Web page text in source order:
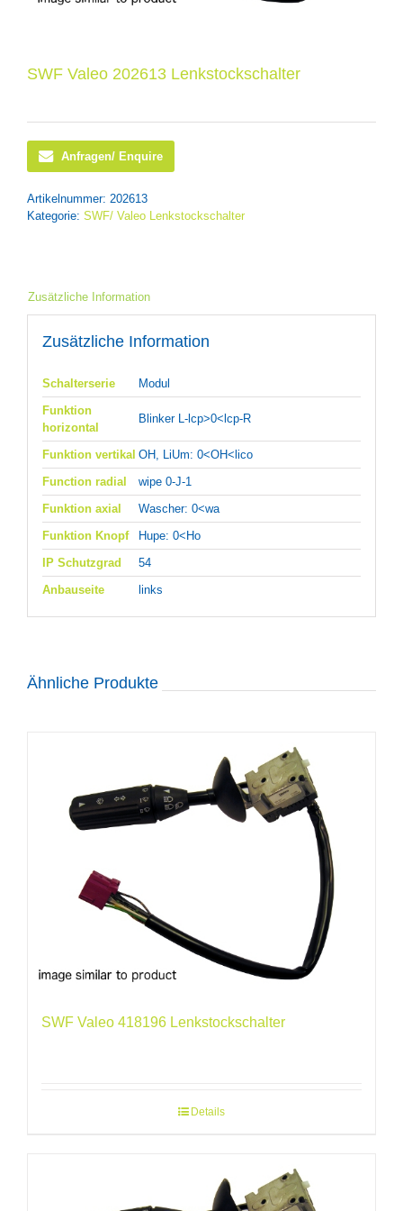
SWF Valeo 202613 Lenkstockschalter
Anfragen/ Enquire
Artikelnummer: 202613
Kategorie: SWF/ Valeo Lenkstockschalter
Zusätzliche Information
Zusätzliche Information
Schalterserie
Modul
Funktion
horizontal
Blinker L-lcp>0<lcp-R
Funktion vertikal OH, LiUm: 0<OH<lico
Function radial
wipe 0-J-1
Funktion axial
Wascher: 0<wa
Funktion Knopf
Hupe: 0<Ho
IP Schutzgrad
54
Anbauseite
links
Ähnliche Produkte
SWF Valeo 418196 Lenkstockschalter
Details